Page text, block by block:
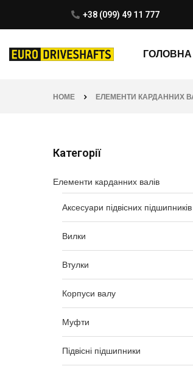
+38 (099) 49 11 777
ГОЛОВНА
HOME ЕЛЕМЕНТИ КАРДАННИХ
Категорії
Елементи карданних валів
Аксесуари підвісних підшипників
Вилки
Втулки
Корпуси валу
Муфти
Підвісні підшипники